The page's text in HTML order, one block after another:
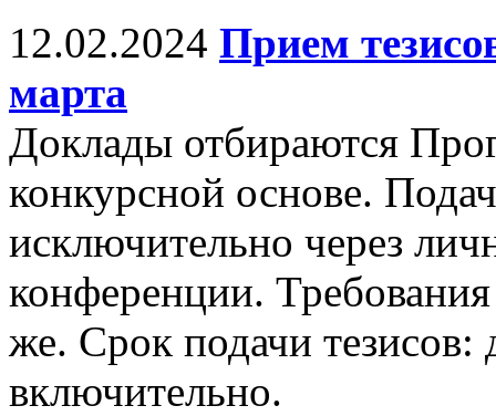
12.02.2024 Прием
марта
Доклады отбираются
конкурсной основе.
исключительно через
конференции.
же. Срок подачи тезисов:
включительно.